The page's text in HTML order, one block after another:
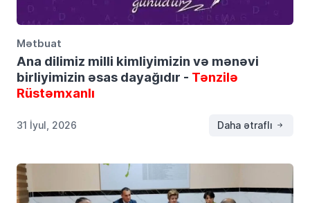
Mətbuat
Ana dilimiz milli kimliyimizin və mənəvi
birliyimizin əsas dayağıdır - Tənzilə
Rüstəmxanlı
31 İyul, 2026 Daha ətraflı